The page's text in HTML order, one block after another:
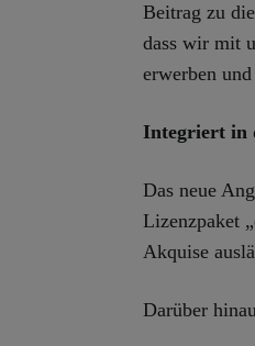
Beitrag zu
dass wir mit
erwerben
Integriert in
Das neue
Lizenzpaket
Akquise
Darüber